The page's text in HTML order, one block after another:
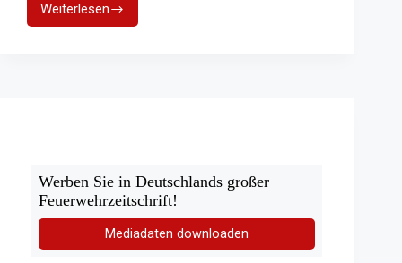
WeiterlesenHöhenrettung
erforderlich:
Werben Sie in Deutschlands großer
Feuerwehrzeitschrift!
Mediadaten downloaden